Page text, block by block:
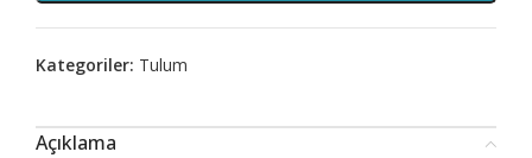
Kategoriler: Tulum
Açıklama